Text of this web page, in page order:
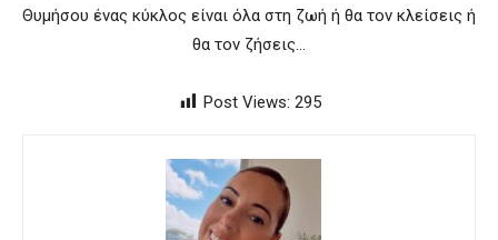
Θυμήσου ένας κύκλος είναι όλα στη ζωή ή θα τον κλείσεις ή
θα τον ζήσεις…
Post Views: 295